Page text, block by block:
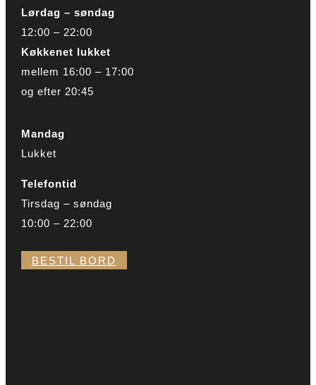
Lørdag – søndag
12:00 – 22:00
Køkkenet lukket
mellem 16:00 – 17:00
og efter 20:45
Mandag
Lukket
Telefontid
Tirsdag – søndag
10:00 – 22:00
BESTIL BORD